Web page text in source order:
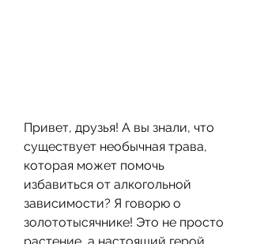
Привет, друзья! А вы знали, что
существует необычная трава,
которая может помочь
избавиться от алкогольной
зависимости? Я говорю о
золототысячнике! Это не просто
растение, а настоящий герой,